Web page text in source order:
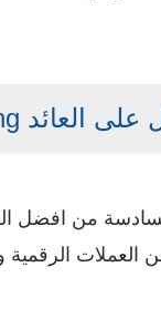
السادسة من افضل